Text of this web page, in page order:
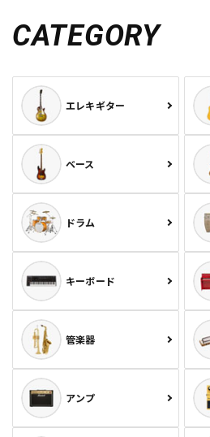
CATEGORY
エレキギター
ベース
ドラム
キーボード
管楽器
アンプ